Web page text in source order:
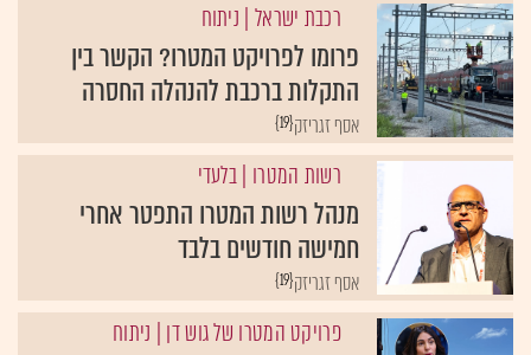
רכבת ישראל | ניתוח
פרומו לפרויקט המטרו? הקשר בין
התקלות ברכבת להנהלה החסרה
{19}אסף זגריזק
רשות המטרו | בלעדי
מנהל רשות המטרו התפטר אחרי
חמישה חודשים בלבד
{19}אסף זגריזק
פרויקט המטרו של גוש דן | ניתוח